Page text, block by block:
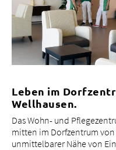
Leben im
Wellhausen.
Das Wohn- und
mitten im Dorfzentrum
unmittelbarer Nähe von